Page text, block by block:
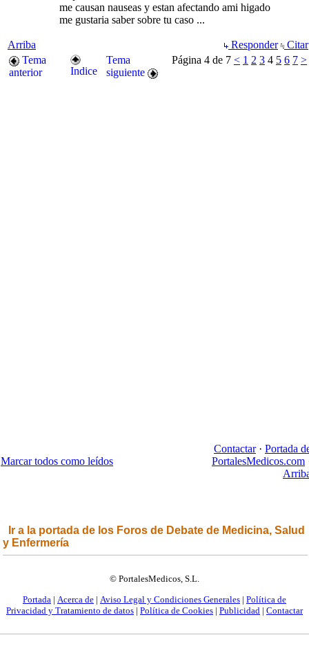
me causan nauseas y estan afectando ami higado
me gustaria saber sobre tu caso ...
Arriba Responder
Citar
Página 4 de 7 < 1 2 3 4 5 6 7 >
Tema
anterior
Indice
Tema
siguiente
Marcar todos como leídos
Contactar· Portada
PortalesMedicos.com
Ir a la portada de los Foros de Debate de Medicina, Salud
y Enfermería
© PortalesMedicos, S.L.
Portada | Acerca de | Aviso Legal y Condiciones Generales | Política de
Privacidad y Tratamiento de datos | Política de Cookies | Publicidad | Contactar